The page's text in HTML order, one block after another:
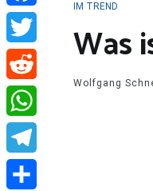
IM TREND
Was
Wolfgang
Facebook
Twitter
Reddit
WhatsApp
Telegram